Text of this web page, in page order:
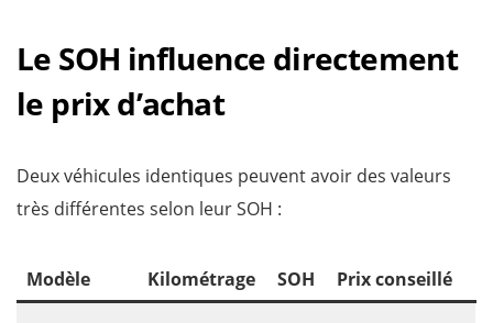
Le SOH influence directement
le prix d’achat
Deux véhicules identiques peuvent avoir des valeurs
très différentes selon leur SOH :
Modèle Kilométrage SOH Prix conseillé